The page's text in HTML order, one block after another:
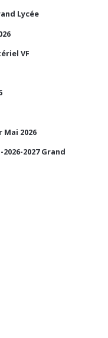
Lycée
VF
Mai 2026
2027 Grand